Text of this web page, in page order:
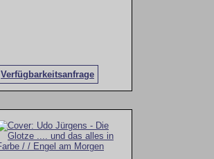
Verfügbarkeitsanfrage